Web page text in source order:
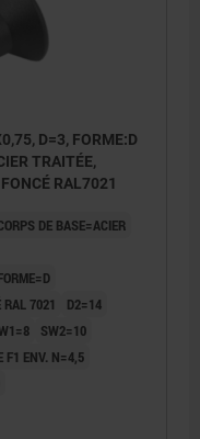
D=3, FORME:D
TRAITÉE,
RAL7021
DE BASE=ACIER
RAL 7021
D2=14
SW2=10
F1 ENV. N=4,5